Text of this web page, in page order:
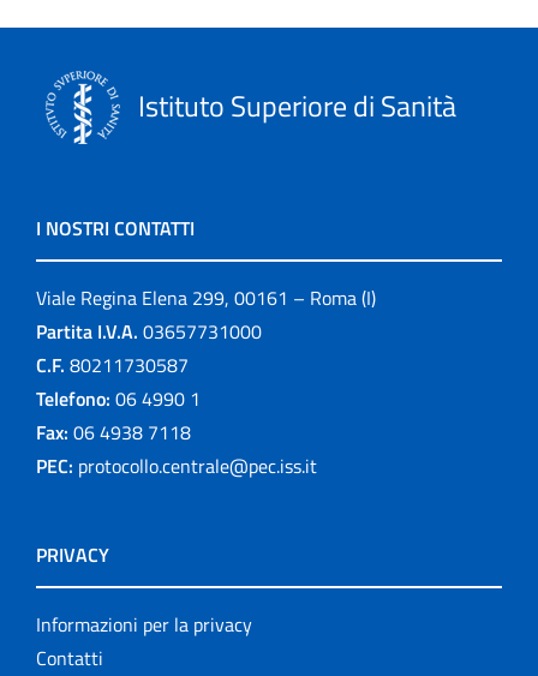
Istituto Superiore di Sanità
I NOSTRI CONTATTI
Viale Regina Elena 299, 00161 – Roma (I)
Partita I.V.A. 03657731000
C.F. 80211730587
Telefono: 06 4990 1
Fax: 06 4938 7118
PEC: protocollo.centrale@pec.iss.it
PRIVACY
Informazioni per la privacy
Contatti